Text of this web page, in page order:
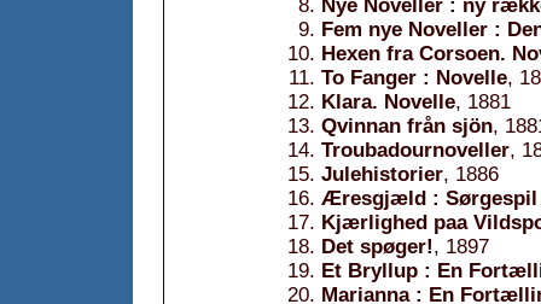
Nye Noveller : ny
Fem nye Noveller :
Hexen fra Corsoen.
To Fanger : Novelle,
Klara. Novelle, 1881
Qvinnan från sjön,
Troubadournoveller,
Julehistorier, 1886
Æresgjæld : Sørgespil
Kjærlighed paa
Det spøger!, 1897
Et Bryllup : En
Marianna : En